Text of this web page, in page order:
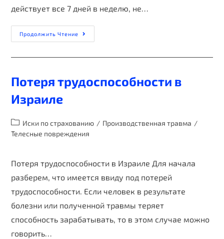
действует все 7 дней в неделю, не…
Продолжить Чтение
Потеря трудоспособности в
Израиле
Иски по страхованию / Производственная травма /
Телесные повреждения
Потеря трудоспособности в Израиле Для начала
разберем, что имеется ввиду под потерей
трудоспособности. Если человек в результате
болезни или полученной травмы теряет
способность зарабатывать, то в этом случае можно
говорить…